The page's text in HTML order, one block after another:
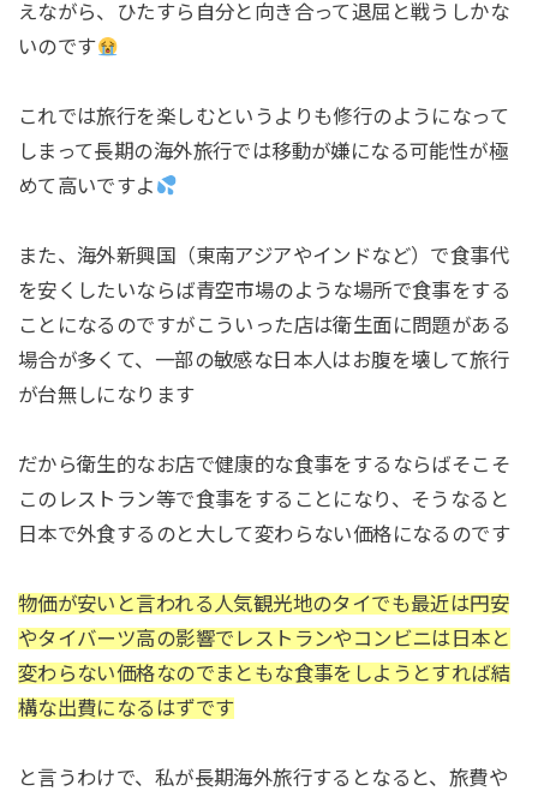
えながら、ひたすら自分と向き合って退屈と戦うしかな
いのです
これでは旅行を楽しむというよりも修行のようになって
しまって長期の海外旅行では移動が嫌になる可能性が極
めて高いですよ
また、海外新興国（東南アジアやインドなど）で食事代
を安くしたいならば青空市場のような場所で食事をする
ことになるのですがこういった店は衛生面に問題がある
場合が多くて、一部の敏感な日本人はお腹を壊して旅行
が台無しになります
だから衛生的なお店で健康的な食事をするならばそこそ
このレストラン等で食事をすることになり、そうなると
日本で外食するのと大して変わらない価格になるのです
物価が安いと言われる人気観光地のタイでも最近は円安
やタイバーツ高の影響でレストランやコンビニは日本と
変わらない価格なのでまともな食事をしようとすれば結
構な出費になるはずです
と言うわけで、私が長期海外旅行するとなると、旅費や